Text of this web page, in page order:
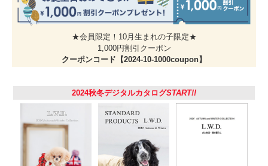
レッド ミリタリー
サイズ
サイズ / 後丈 / 前丈（釦留めない時）/ 首回り / 胴回り
XS / 7.5 / 12.8（18）/ 16～24 / 21～29
1号 / 9.5 / 14.5（21）/ 18～28 / 24～34
3号 / 12.5 / 19（27）/ 24～37 / 32～43
4号 / 13.5 / 21（29）/ 26～41 / 36～48
5号 / 15 / 24.5（32.5）/ 30～44 / 42～54
★会員限定！10月生まれの子限定★
1,000円割引クーポン
クーポンコード【2024-10-1000coupon】
2024秋冬デジタルカタログSTART!!